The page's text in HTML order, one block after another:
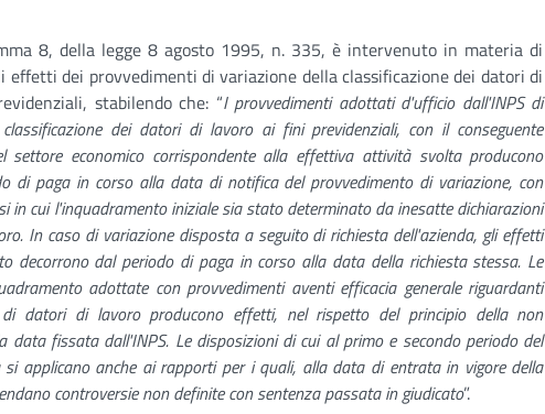
8, della legge 8 agosto 1995, n. 335, è intervenuto in materia di
effetti dei provvedimenti di variazione della classificazione dei datori di
stabilendo che: “I provvedimenti adottati d'ufficio dall'INPS di
dei datori di lavoro ai fini previdenziali, con il conseguente
settore economico corrispondente alla effettiva attività svolta producono
di paga in corso alla data di notifica del provvedimento di variazione, con
in cui l'inquadramento iniziale sia stato determinato da inesatte dichiarazioni
In caso di variazione disposta a seguito di richiesta dell'azienda, gli effetti
decorrono dal periodo di paga in corso alla data della richiesta stessa. Le
adottate con provvedimenti aventi efficacia generale riguardanti
di datori di lavoro producono effetti, nel rispetto del principio della non
data fissata dall'INPS. Le disposizioni di cui al primo e secondo periodo del
si applicano anche ai rapporti per i quali, alla data di entrata in vigore della
controversie non definite con sentenza passata in giudicato”.